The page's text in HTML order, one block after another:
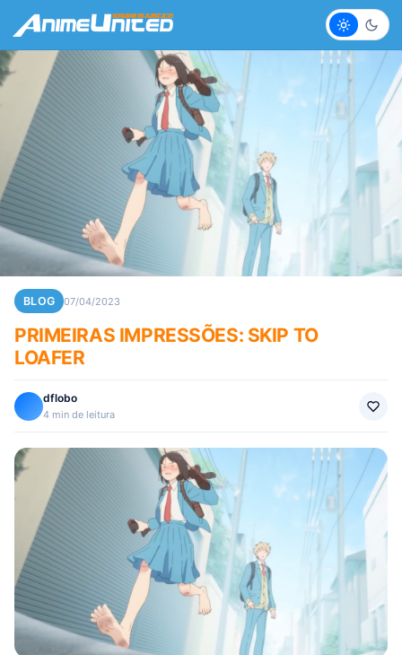
Claro
BLOG 07/04/2023
PRIMEIRAS IMPRESSÕES: SKIP TO
LOAFER
dflobo
4 min de leitura